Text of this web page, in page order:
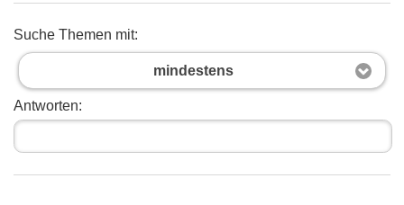
Suche Themen mit:
mindestens
Antworten: